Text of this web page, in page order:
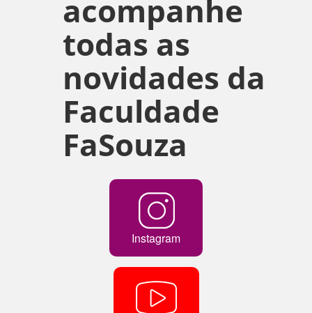
acompanhe
todas as
novidades da
Faculdade
FaSouza
Instagram